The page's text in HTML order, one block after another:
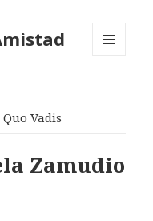
Quo Vadis
Zamudio